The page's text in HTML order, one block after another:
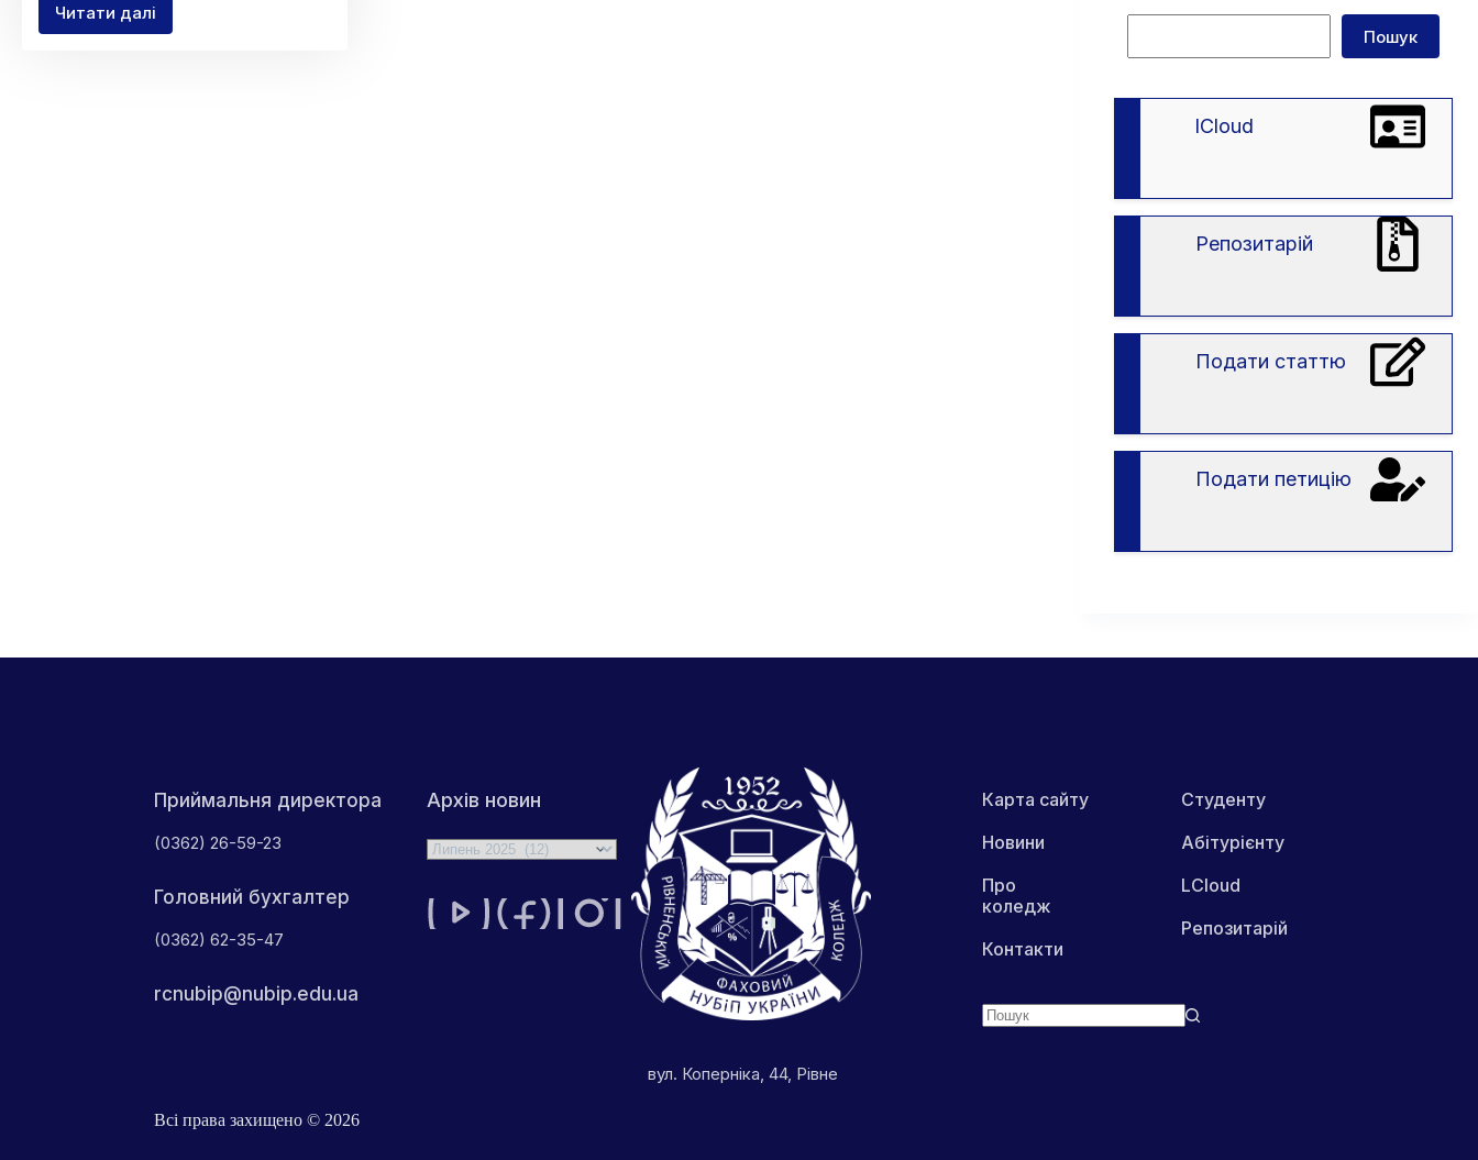
Читати далі
День
із
ТОТ
бойових
дій
про
ЗВО
Пошук
lCloud
Репозитарій
Подати статтю
Подати петицію
Приймальня директора
(0362) 26-59-23
Головний бухгалтер
(0362) 62-35-47
rcnubip@nubip.edu.ua
Архів новин
Архіви
вул. Коперніка, 44, Рівне
Карта сайту
Новини
Про
коледж
Контакти
Студенту
Абітурієнту
LCloud
Репозитарій
Всі права захищено © 2026